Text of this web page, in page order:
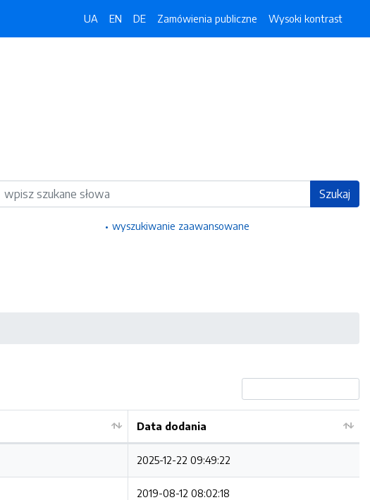
UA EN DE Zamówienia publiczne Wysoki kontrast
Wyszukiwarka Szukaj
wyszukiwanie zaawansowane
Data dodania
2025-12-22 09:49:22
2019-08-12 08:02:18